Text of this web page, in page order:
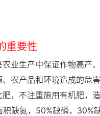
重要性
业生产中保证作物高产
农产品和环境造成的危
，不注重施用有机肥，
缺氮，50%缺磷，30%